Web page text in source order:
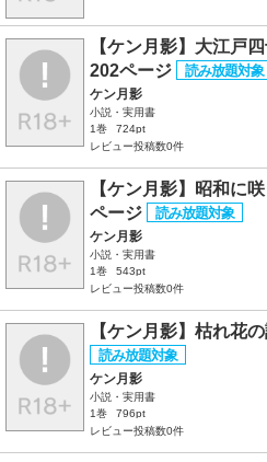
【ケン月影】大江戸
202ページ
ケン月影
小説・実用書
1巻
724pt
レビュー投稿数0件
【ケン月影】昭和に
ページ
ケン月影
小説・実用書
1巻
543pt
レビュー投稿数0件
【ケン月影】枯れ花
ケン月影
小説・実用書
1巻
796pt
レビュー投稿数0件